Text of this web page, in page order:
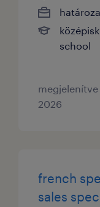
school
2026
french
sales